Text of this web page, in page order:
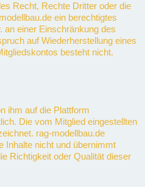
Recht, Rechte Dritter oder die
ein berechtigtes
an einer Einschränkung des
auf Wiederherstellung eines
besteht nicht.
ihm auf die Plattform
Die vom Mitglied eingestellten
rag-modellbau.de
Inhalte nicht und übernimmt
Richtigkeit oder Qualität dieser